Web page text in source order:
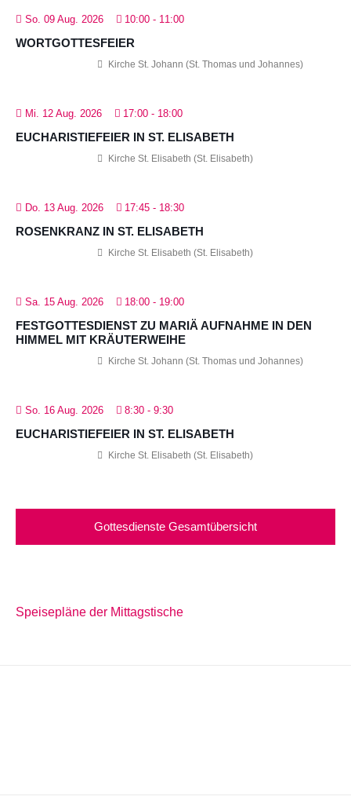
So. 09 Aug. 2026 10:00 - 11:00
WORTGOTTESFEIER
Kirche St. Johann (St. Thomas und Johannes)
Mi. 12 Aug. 2026 17:00 - 18:00
EUCHARISTIEFEIER IN ST. ELISABETH
Kirche St. Elisabeth (St. Elisabeth)
Do. 13 Aug. 2026 17:45 - 18:30
ROSENKRANZ IN ST. ELISABETH
Kirche St. Elisabeth (St. Elisabeth)
Sa. 15 Aug. 2026 18:00 - 19:00
FESTGOTTESDIENST ZU MARIÄ AUFNAHME IN DEN
HIMMEL MIT KRÄUTERWEIHE
Kirche St. Johann (St. Thomas und Johannes)
So. 16 Aug. 2026 8:30 - 9:30
EUCHARISTIEFEIER IN ST. ELISABETH
Kirche St. Elisabeth (St. Elisabeth)
Gottesdienste Gesamtübersicht
Speisepläne der Mittagstische